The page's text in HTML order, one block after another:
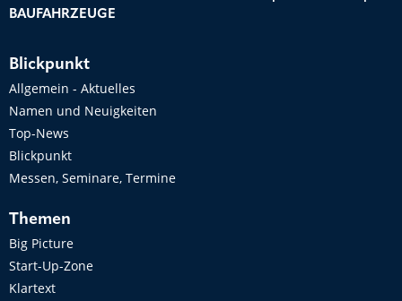
BAUFAHRZEUGE
Blickpunkt
Allgemein - Aktuelles
Namen und Neuigkeiten
Top-News
Blickpunkt
Messen, Seminare, Termine
Themen
Big Picture
Start-Up-Zone
Klartext